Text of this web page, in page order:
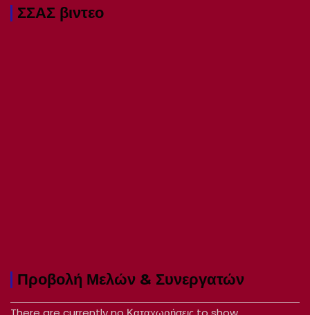
ΣΣΑΣ βιντεο
Προβολή Μελών & Συνεργατών